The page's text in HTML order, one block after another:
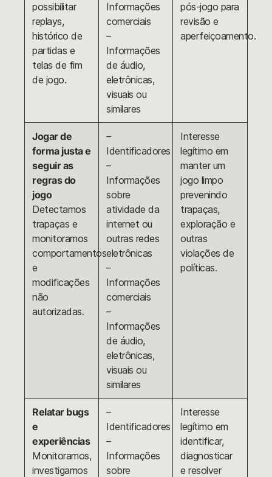
possibilitar
replays,
histórico de
partidas e
telas de fim
de jogo.
Informações
comerciais
–
Informações
de áudio,
eletrônicas,
visuais ou
similares
pós-jogo para
revisão e
aperfeiçoamento.
Jogar de
forma justa e
seguir as
regras do
jogo
Detectamos
trapaças e
monitoramos
comportamentos
e
modificações
não
autorizadas.
–
Identificadores
–
Informações
sobre
atividade da
internet ou
outras redes
eletrônicas
–
Informações
comerciais
–
Informações
de áudio,
eletrônicas,
visuais ou
similares
Interesse
legítimo em
manter um
jogo limpo
prevenindo
trapaças,
exploração e
outras
violações de
políticas.
Relatar bugs
e
experiências
Monitoramos,
investigamos
–
Identificadores
–
Informações
sobre
Interesse
legítimo em
identificar,
diagnosticar
e resolver